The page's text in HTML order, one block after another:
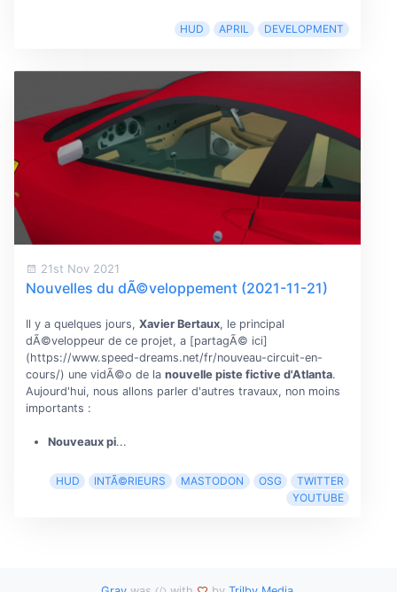
HUD APRIL DEVELOPMENT
21st Nov 2021
Nouvelles du dÃ©veloppement (2021-11-21)
Il y a quelques jours, Xavier Bertaux, le principal
dÃ©veloppeur de ce projet, a [partagÃ© ici]
(https://www.speed-dreams.net/fr/nouveau-circuit-en-
cours/) une vidÃ©o de la nouvelle piste fictive d'Atlanta.
Aujourd'hui, nous allons parler d'autres travaux, non moins
importants :
Nouveaux pi...
HUD INTÃ©RIEURS MASTODON OSG
TWITTER
YOUTUBE